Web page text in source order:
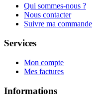
Qui sommes-nous ?
Nous contacter
Suivre ma commande
Services
Mon compte
Mes factures
Informations